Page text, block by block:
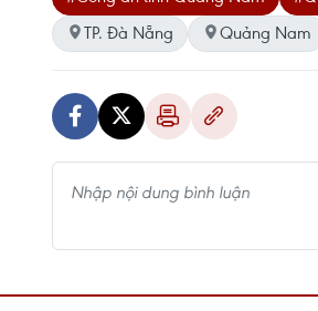
TP. Đà Nẵng
Quảng Nam